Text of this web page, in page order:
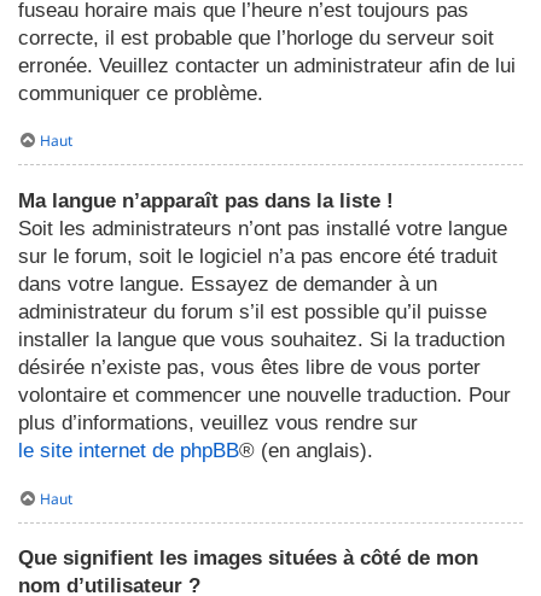
fuseau horaire mais que l’heure n’est toujours pas
correcte, il est probable que l’horloge du serveur soit
erronée. Veuillez contacter un administrateur afin de lui
communiquer ce problème.
Haut
Ma langue n’apparaît pas dans la liste !
Soit les administrateurs n’ont pas installé votre langue
sur le forum, soit le logiciel n’a pas encore été traduit
dans votre langue. Essayez de demander à un
administrateur du forum s’il est possible qu’il puisse
installer la langue que vous souhaitez. Si la traduction
désirée n’existe pas, vous êtes libre de vous porter
volontaire et commencer une nouvelle traduction. Pour
plus d’informations, veuillez vous rendre sur
le site internet de phpBB® (en anglais).
Haut
Que signifient les images situées à côté de mon
nom d’utilisateur ?